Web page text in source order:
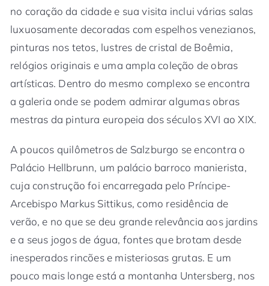
no coração da cidade e sua visita inclui várias salas
luxuosamente decoradas com espelhos venezianos,
pinturas nos tetos, lustres de cristal de Boêmia,
relógios originais e uma ampla coleção de obras
artísticas. Dentro do mesmo complexo se encontra
a galeria onde se podem admirar algumas obras
mestras da pintura europeia dos séculos XVI ao XIX.
A poucos quilômetros de Salzburgo se encontra o
Palácio Hellbrunn, um palácio barroco manierista,
cuja construção foi encarregada pelo Príncipe-
Arcebispo Markus Sittikus, como residência de
verão, e no que se deu grande relevância aos jardins
e a seus jogos de água, fontes que brotam desde
inesperados rincões e misteriosas grutas. E um
pouco mais longe está a montanha Untersberg, nos